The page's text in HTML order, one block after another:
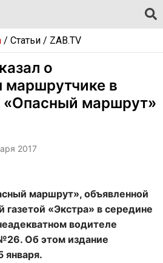
/ Статьи/ ZAB.TV
о
маршрутчике в
«Опасный маршрут»
2017
маршрут», объявленной
газетой «Экстра» в середине
водителе
Об этом издание